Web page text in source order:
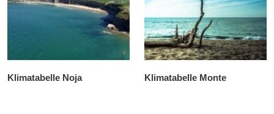
Klimatabelle Noja Klimatabelle Monte